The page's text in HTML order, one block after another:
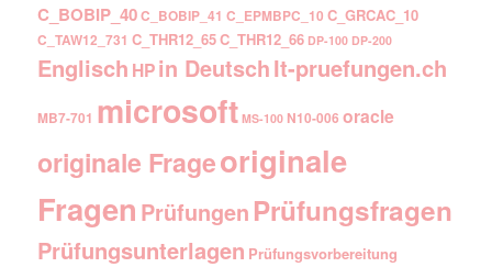
C_BOBIP_40C_BOBIP_41 C_EPMBPC_10 C_GRCAC_10
C_TAW12_731 C_THR12_65C_THR12_66 DP-100 DP-200
Englisch HPin DeutschIt-pruefungen.ch
MB7-701 microsoft MS-100 N10-006 oracle
originale Frageoriginale
Fragen Prüfungen Prüfungsfragen
Prüfungsunterlagen Prüfungsvorbereitung